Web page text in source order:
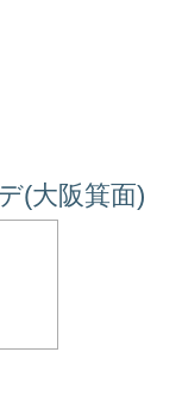
(大阪箕面)